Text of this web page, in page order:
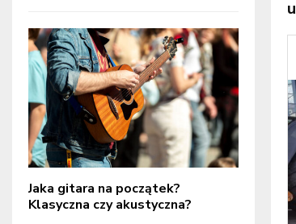
Jaka gitara na początek?
Klasyczna czy akustyczna?